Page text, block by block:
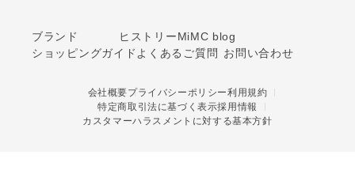
ブランド ヒストリーMiMC blog
ショッピングガイドよくあるご質問 お問い合わせ
会社概要プライバシーポリシー利用規約
特定商取引法に基づく表示採用情報
カスタマーハラスメントに対する基本方針